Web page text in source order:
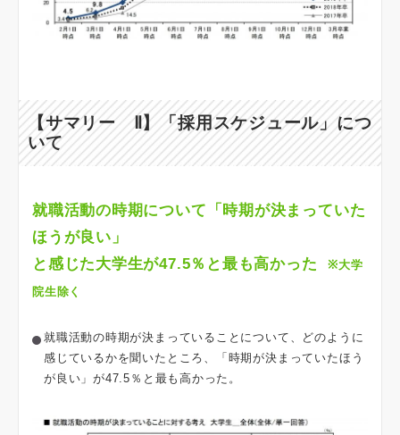
【サマリー Ⅱ】「採用スケジュール」につ
いて
就職活動の時期について「時期が決まっていた
ほうが良い」
と感じた大学生が47.5％と最も高かった※大学
院生除く
就職活動の時期が決まっていることについて、どのように
感じているかを聞いたところ、「時期が決まっていたほう
が良い」が47.5％と最も高かった。